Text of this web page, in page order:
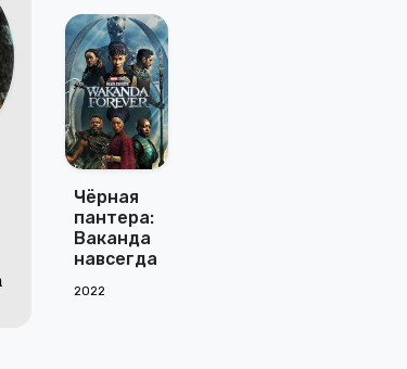
Чёрная
пантера:
Ваканда
навсегда
2022